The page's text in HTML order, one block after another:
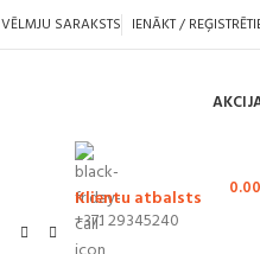
VĒLMJU SARAKSTS IENĀKT /
Klientu atbalsts
+371 29345240
0.00